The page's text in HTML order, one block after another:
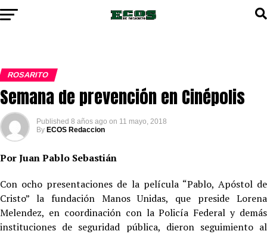
ROSARITO
Semana de prevención en Cinépolis
Published 8 años ago on 11 mayo, 2018
By ECOS Redaccion
Por Juan Pablo Sebastián
Con ocho presentaciones de la película “Pablo, Apóstol de
Cristo” la fundación Manos Unidas, que preside Lorena
Melendez, en coordinación con la Policía Federal y demás
instituciones de seguridad pública, dieron seguimiento al